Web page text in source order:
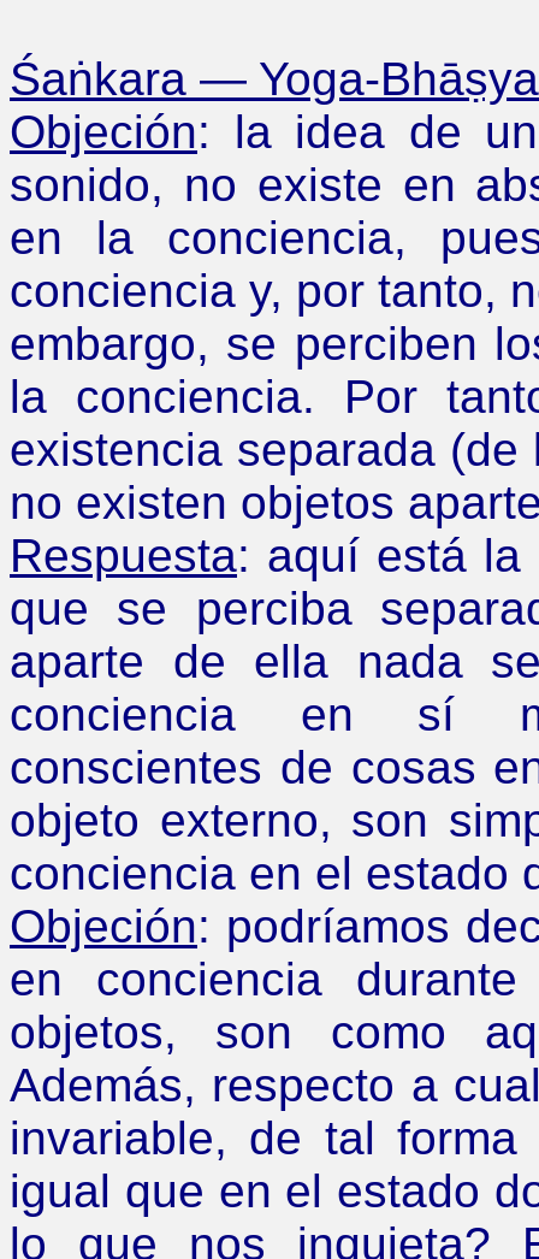
Śaṅkara — Yoga-
Objeción: la idea de
sonido, no existe en
en la conciencia,
conciencia y, por tanto,
embargo, se perciben
la conciencia. Por
existencia separada
no existen objetos
Respuesta: aquí está la
que se perciba
aparte de ella nada
conciencia en sí
conscientes de cosas
objeto externo, son
conciencia en el estado
Objeción: podríamos
en conciencia
objetos, son como
Además, respecto a
invariable, de tal
igual que en el estado
lo que nos inquieta?